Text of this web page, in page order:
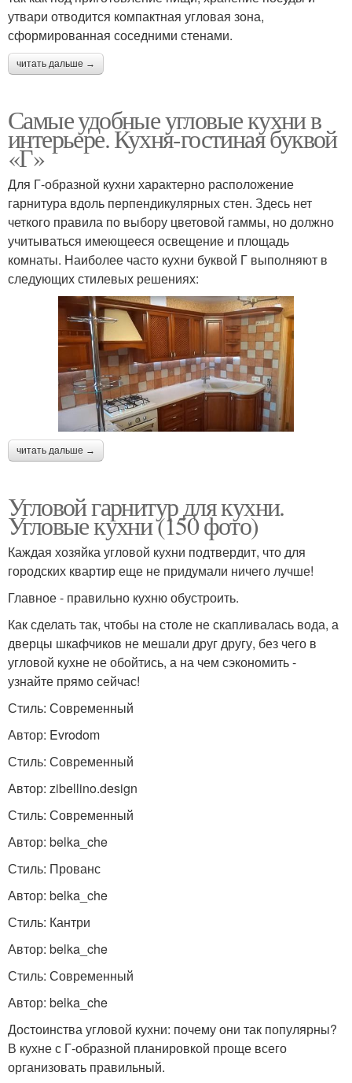
утвари отводится компактная угловая зона,
сформированная соседними стенами.
читать дальше →
Самые удобные угловые кухни в
интерьере. Кухня-гостиная буквой
«Г»
Для Г-образной кухни характерно расположение
гарнитура вдоль перпендикулярных стен. Здесь нет
четкого правила по выбору цветовой гаммы, но должно
учитываться имеющееся освещение и площадь
комнаты. Наиболее часто кухни буквой Г выполняют в
следующих стилевых решениях:
читать дальше →
Угловой гарнитур для кухни.
Угловые кухни (150 фото)
Каждая хозяйка угловой кухни подтвердит, что для
городских квартир еще не придумали ничего лучше!
Главное - правильно кухню обустроить.
Как сделать так, чтобы на столе не скапливалась вода, а
дверцы шкафчиков не мешали друг другу, без чего в
угловой кухне не обойтись, а на чем сэкономить -
узнайте прямо сейчас!
Стиль: Современный
Автор: Evrodom
Стиль: Современный
Автор: zibellino.design
Стиль: Современный
Автор: belka_che
Стиль: Прованс
Автор: belka_che
Стиль: Кантри
Автор: belka_che
Стиль: Современный
Автор: belka_che
Достоинства угловой кухни: почему они так популярны?
В кухне с Г-образной планировкой проще всего
организовать правильный.